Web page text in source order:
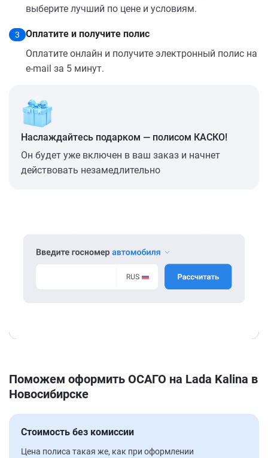
выберите лучший по цене и условиям.
3
Оплатите и получите полис
Оплатите онлайн и получите электронный полис на
e-mail за 5 минут.
Наслаждайтесь подарком — полисом КАСКО!
Он будет уже включен в ваш заказ и начнет
действовать незамедлительно
Поможем оформить ОСАГО на Lada Kalina в
Новосибирске
Стоимость без комиссии
Цена полиса такая же, как при оформлении